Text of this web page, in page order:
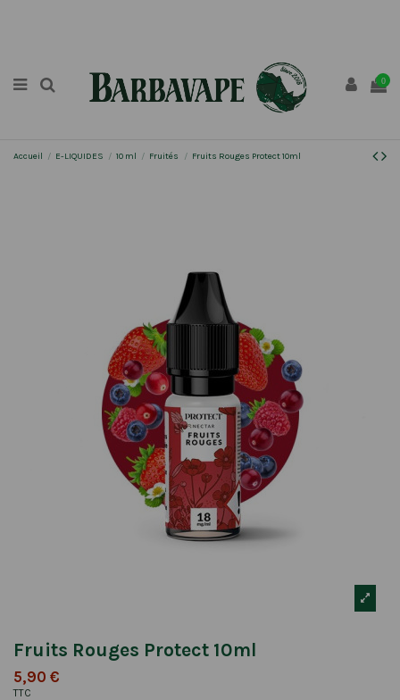
0
Accueil E-LIQUIDES 10 ml Fruités Fruits Rouges Protect 10ml
Fruits Rouges Protect 10ml
5,90 €
TTC